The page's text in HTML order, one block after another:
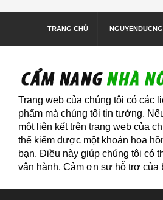
TRANG CHỦ
Trang web của chúng tôi có các
phẩm mà chúng tôi tin tưởng.
một liên kết trên trang web của
thể kiếm được một khoản hoa
bạn. Điều này giúp chúng tôi có
vận hành. Cảm ơn sự hỗ trợ của